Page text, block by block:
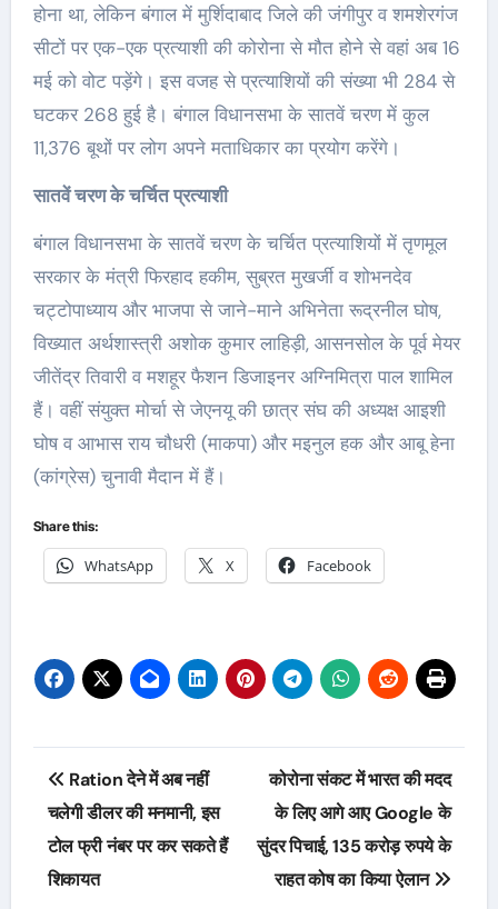
होना था, लेकिन बंगाल में मुर्शिदाबाद जिले की जंगीपुर व शमशेरगंज
सीटों पर एक-एक प्रत्याशी की कोरोना से मौत होने से वहां अब 16
मई को वोट पड़ेंगे। इस वजह से प्रत्याशियों की संख्या भी 284 से
घटकर 268 हुई है। बंगाल विधानसभा के सातवें चरण में कुल
11,376 बूथों पर लोग अपने मताधिकार का प्रयोग करेंगे।
सातवें चरण के चर्चित प्रत्याशी
बंगाल विधानसभा के सातवें चरण के चर्चित प्रत्याशियों में तृणमूल
सरकार के मंत्री फिरहाद हकीम, सुब्रत मुखर्जी व शोभनदेव
चट्टोपाध्याय और भाजपा से जाने-माने अभिनेता रूद्रनील घोष,
विख्यात अर्थशास्त्री अशोक कुमार लाहिड़ी, आसनसोल के पूर्व मेयर
जीतेंद्र तिवारी व मशहूर फैशन डिजाइनर अग्निमित्रा पाल शामिल
हैं। वहीं संयुक्त मोर्चा से जेएनयू की छात्र संघ की अध्यक्ष आइशी
घोष व आभास राय चौधरी (माकपा) और मइनुल हक और आबू हेना
(कांग्रेस) चुनावी मैदान में हैं।
Share this:
WhatsApp X Facebook
Post
navigation
Ration देने में अब नहीं
चलेगी डीलर की मनमानी, इस
टोल फ्री नंबर पर कर सकते हैं
शिकायत
कोरोना संकट में भारत की मदद
के लिए आगे आए Google के
सुंदर पिचाई, 135 करोड़ रुपये के
राहत कोष का किया ऐलान